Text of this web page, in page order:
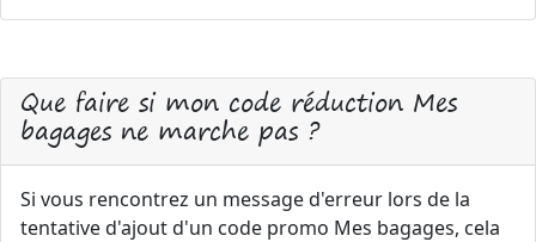
Que faire si mon code réduction Mes
bagages ne marche pas ?
Si vous rencontrez un message d'erreur lors de la
tentative d'ajout d'un code promo Mes bagages, cela